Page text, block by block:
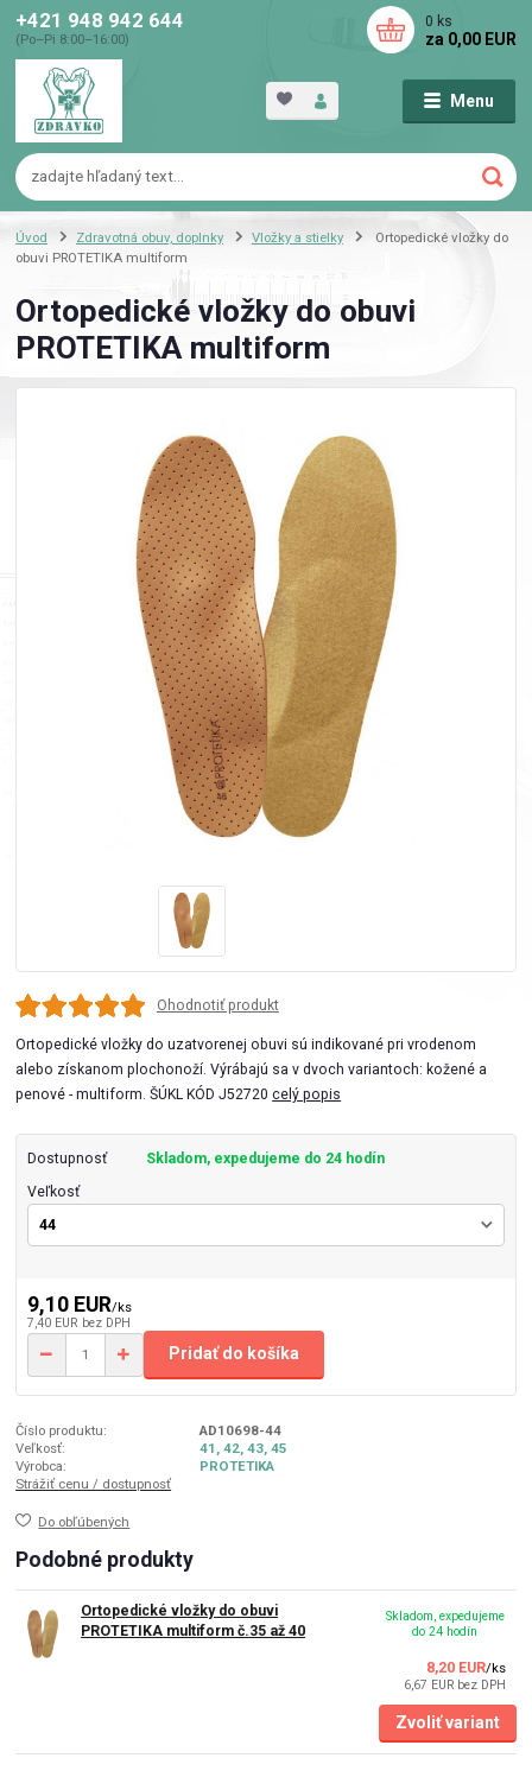
Menu
+421 948 942 644
(Po–Pi 8:00–16:00)
0 ks
za 0,00 EUR
Úvod Zdravotná obuv, doplnky Vložky a stielky
Ortopedické vložky do
obuvi PROTETIKA multiform
Ortopedické vložky do obuvi
PROTETIKA multiform
Ohodnotiť produkt
Ortopedické vložky do uzatvorenej obuvi sú indikované pri vrodenom
alebo získanom plochonoží. Výrábajú sa v dvoch variantoch: kožené a
penové - multiform. ŠÚKL KÓD J52720celý popis
Dostupnosť Skladom, expedujeme do 24 hodín
Veľkosť
9,10 EUR/ks
7,40 EUR bez DPH
Pridať do košíka
Číslo produktu:
AD10698-44
Veľkosť:
41, 42, 43, 45
Výrobca:
PROTETIKA
Strážiť cenu / dostupnosť
Do obľúbených
Podobné produkty
Ortopedické vložky do obuvi
PROTETIKA multiform č.35 až 40
8,20 EUR/ks
6,67 EUR bez DPH
Skladom, expedujeme
do 24 hodín
Zvoliť variant